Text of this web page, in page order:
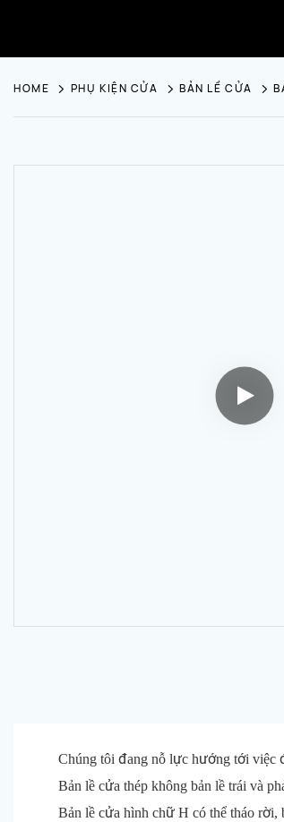
HOME PHỤ KIỆN CỬA BẢN LỀ CỬA
Chúng tôi đang nỗ lực hướng tới việc
Bản lề cửa thép không bản lề trái và
Bản lề cửa hình chữ H có thể tháo rời,